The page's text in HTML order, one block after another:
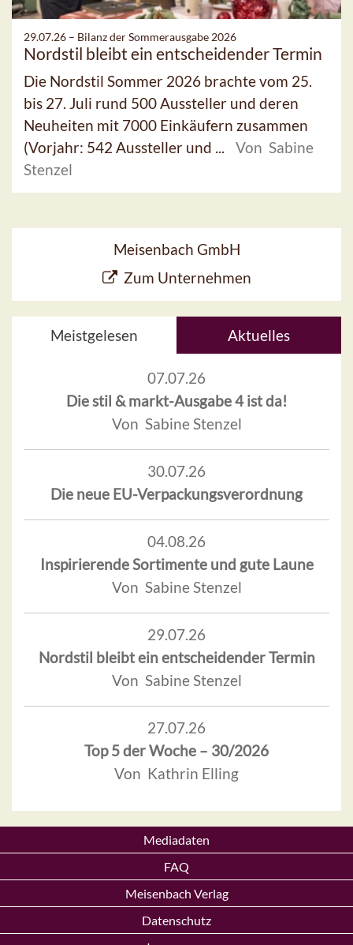
29.07.26 – Bilanz der Sommerausgabe 2026
Nordstil bleibt ein entscheidender Termin
Die Nordstil Sommer 2026 brachte vom 25.
bis 27. Juli rund 500 Aussteller und deren
Neuheiten mit 7000 Einkäufern zusammen
(Vorjahr: 542 Aussteller und ...
Von Sabine
Stenzel
Meisenbach GmbH
Zum Unternehmen
Meistgelesen Aktuelles
07.07.26
Die stil & markt-Ausgabe 4 ist da!
Von Sabine Stenzel
30.07.26
Die neue EU-Verpackungsverordnung
04.08.26
Inspirierende Sortimente und gute Laune
Von Sabine Stenzel
29.07.26
Nordstil bleibt ein entscheidender Termin
Von Sabine Stenzel
27.07.26
Top 5 der Woche – 30/2026
Von Kathrin Elling
Mediadaten
FAQ
Meisenbach Verlag
Datenschutz